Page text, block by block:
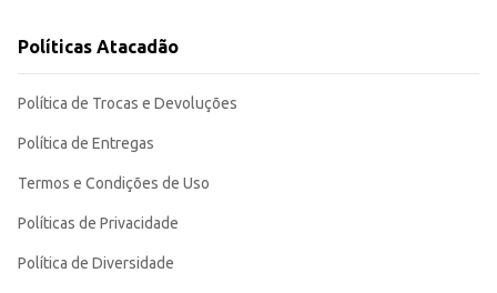
Políticas Atacadão
Política de Trocas e Devoluções
Política de Entregas
Termos e Condições de Uso
Políticas de Privacidade
Política de Diversidade